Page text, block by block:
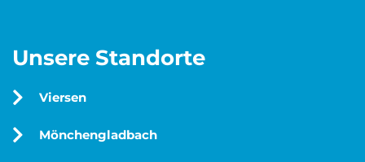
Unsere Standorte
Viersen
Mönchengladbach